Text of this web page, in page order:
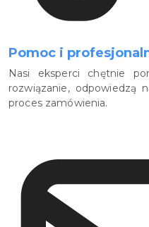
Pomoc i
Nasi eksperci chętnie
rozwiązanie, odpowiedzą
proces zamówienia.